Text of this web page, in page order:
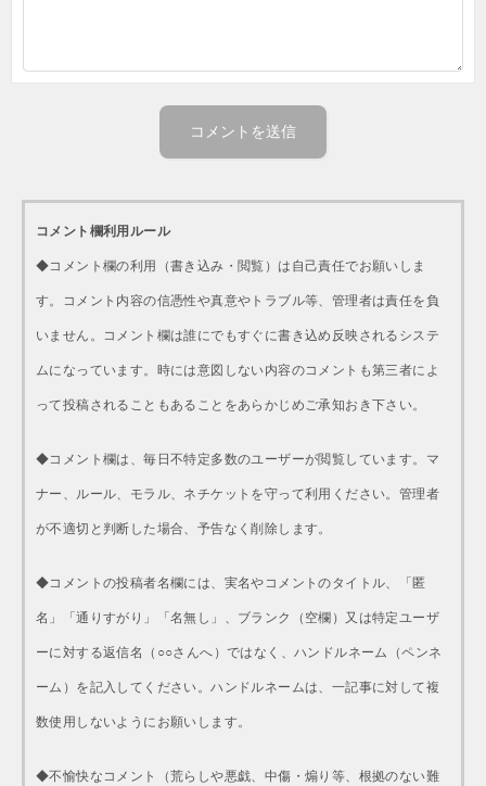
コメント欄利用ルール
◆コメント欄の利用（書き込み・閲覧）は自己責任でお願いしま
す。コメント内容の信憑性や真意やトラブル等、管理者は責任を負
いません。コメント欄は誰にでもすぐに書き込め反映されるシステ
ムになっています。時には意図しない内容のコメントも第三者によ
って投稿されることもあることをあらかじめご承知おき下さい。
◆コメント欄は、毎日不特定多数のユーザーが閲覧しています。マ
ナー、ルール、モラル、ネチケットを守って利用ください。管理者
が不適切と判断した場合、予告なく削除します。
◆コメントの投稿者名欄には、実名やコメントのタイトル、「匿
名」「通りすがり」「名無し」、ブランク（空欄）又は特定ユーザ
ーに対する返信名（○○さんへ）ではなく、ハンドルネーム（ペンネ
ーム）を記入してください。ハンドルネームは、一記事に対して複
数使用しないようにお願いします。
◆不愉快なコメント（荒らしや悪戯、中傷・煽り等、根拠のない難